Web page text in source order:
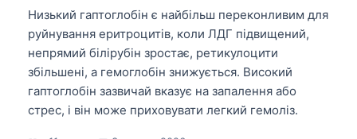
Низький гаптоглобін є найбільш переконливим для
руйнування еритроцитів, коли ЛДГ підвищений,
непрямий білірубін зростає, ретикулоцити
збільшені, а гемоглобін знижується. Високий
гаптоглобін зазвичай вказує на запалення або
стрес, і він може приховувати легкий гемоліз.